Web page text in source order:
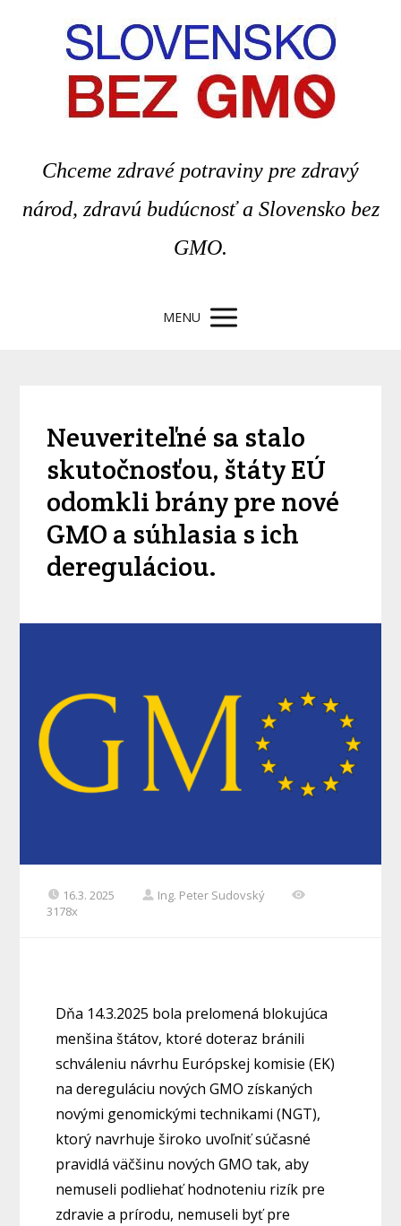
Chceme zdravé potraviny pre zdravý
národ, zdravú budúcnosť a Slovensko bez
GMO.
MENU
Neuveriteľné sa stalo
skutočnosťou, štáty EÚ
odomkli brány pre nové
GMO a súhlasia s ich
dereguláciou.
16.3. 2025
Ing. Peter Sudovský
3178x
Dňa 14.3.2025 bola prelomená blokujúca
menšina štátov, ktoré doteraz bránili
schváleniu návrhu Európskej komisie (EK)
na dereguláciu nových GMO získaných
novými genomickými technikami (NGT),
ktorý navrhuje široko uvoľniť súčasné
pravidlá väčšinu nových GMO tak, aby
nemuseli podliehať hodnoteniu rizík pre
zdravie a prírodu, nemuseli byť pre